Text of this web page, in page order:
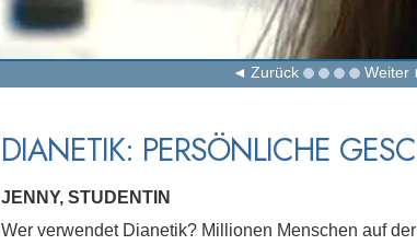
Zurück Weiter
DIANETIK: PERSÖNLICHE
JENNY, STUDENTIN
Wer verwendet Dianetik? Millionen Menschen auf